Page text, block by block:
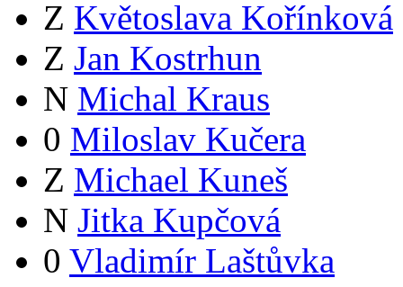
Z Květoslava Kořínková
Z Jan Kostrhun
N Michal Kraus
0 Miloslav Kučera
Z Michael Kuneš
N Jitka Kupčová
0 Vladimír Laštůvka